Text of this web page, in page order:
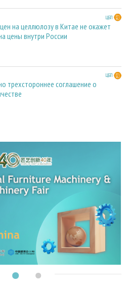
ЦБП
на целлюлозу в Китае не окажет
цены внутри России
ЦБП
трехстороннее соглашение о